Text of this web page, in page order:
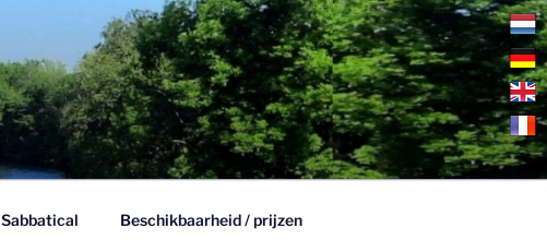
Sabbatical Beschikbaarheid / prijzen